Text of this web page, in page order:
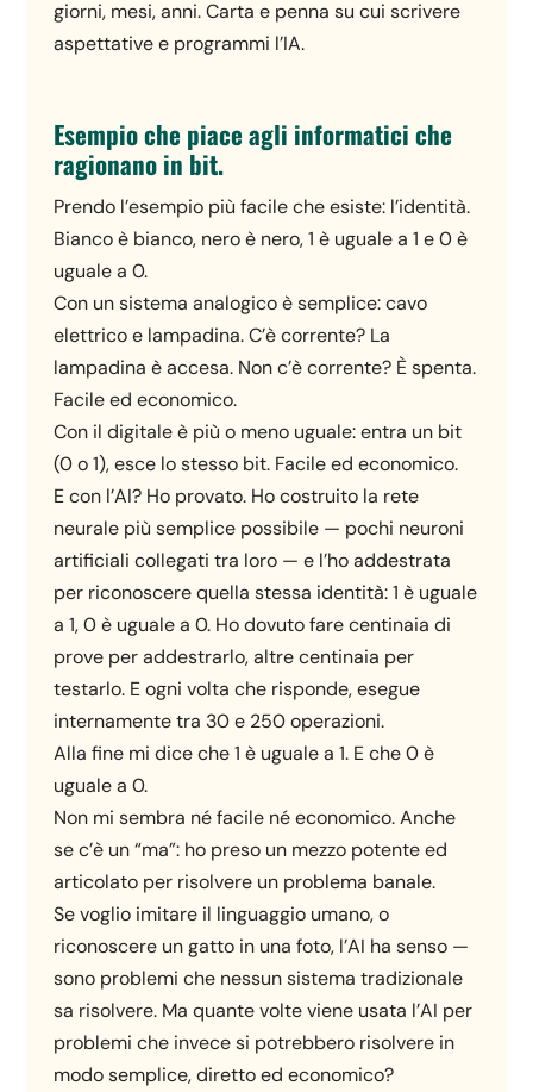
giorni, mesi, anni. Carta e penna su cui scrivere
aspettative e programmi l’IA.
Esempio che piace agli informatici che
ragionano in bit.
Prendo l’esempio più facile che esiste: l’identità.
Bianco è bianco, nero è nero, 1 è uguale a 1 e 0 è
uguale a 0.
Con un sistema analogico è semplice: cavo
elettrico e lampadina. C’è corrente? La
lampadina è accesa. Non c’è corrente? È spenta.
Facile ed economico.
Con il digitale è più o meno uguale: entra un bit
(0 o 1), esce lo stesso bit. Facile ed economico.
E con l’AI? Ho provato. Ho costruito la rete
neurale più semplice possibile — pochi neuroni
artificiali collegati tra loro — e l’ho addestrata
per riconoscere quella stessa identità: 1 è uguale
a 1, 0 è uguale a 0. Ho dovuto fare centinaia di
prove per addestrarlo, altre centinaia per
testarlo. E ogni volta che risponde, esegue
internamente tra 30 e 250 operazioni.
Alla fine mi dice che 1 è uguale a 1. E che 0 è
uguale a 0.
Non mi sembra né facile né economico. Anche
se c’è un “ma”: ho preso un mezzo potente ed
articolato per risolvere un problema banale.
Se voglio imitare il linguaggio umano, o
riconoscere un gatto in una foto, l’AI ha senso —
sono problemi che nessun sistema tradizionale
sa risolvere. Ma quante volte viene usata l’AI per
problemi che invece si potrebbero risolvere in
modo semplice, diretto ed economico?